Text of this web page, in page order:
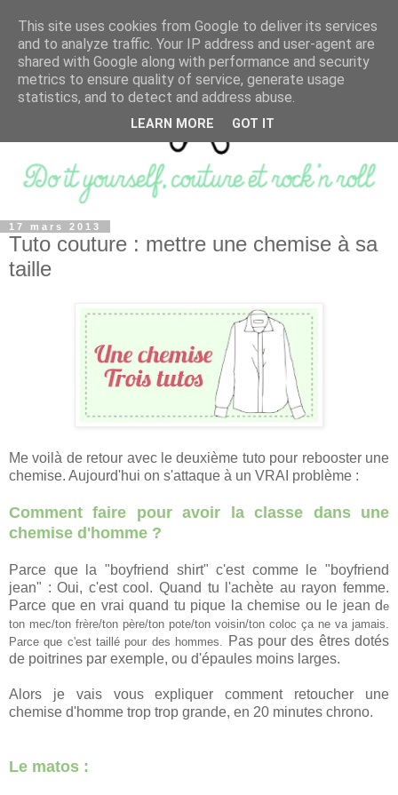
17 mars 2013
Tuto couture : mettre une chemise à sa
taille
Me voilà de retour avec le deuxième tuto pour rebooster une
chemise. Aujourd'hui on s'attaque à un VRAI problème :
Comment faire pour avoir la classe dans une
chemise d'homme ?
Parce que la "boyfriend shirt" c'est comme le "boyfriend
jean" : Oui, c'est cool. Quand tu l'achète au rayon femme.
Parce que en vrai quand tu pique la chemise ou le jean de
ton mec/ton frère/ton père/ton pote/ton voisin/ton coloc ça ne va jamais.
Parce que c'est taillé pour des hommes. Pas pour des êtres dotés
de poitrines par exemple, ou d'épaules moins larges.
Alors je vais vous expliquer comment retoucher une
chemise d'homme trop trop grande, en 20 minutes chrono.
Le matos :
This site uses cookies from Google to deliver its services
and to analyze traffic. Your IP address and user-agent are
shared with Google along with performance and security
metrics to ensure quality of service, generate usage
statistics, and to detect and address abuse.
LEARN MORE GOT IT